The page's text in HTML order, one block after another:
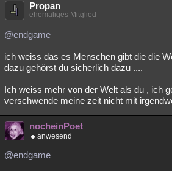
Propan
ehemaliges Mitglied
@endgame
ich weiss das es Menschen gibt die die
dazu gehörst du sicherlich dazu ....
Ich weiss mehr von der Welt als du , ich
verschwende meine zeit nicht mit
nocheinPoet
anwesend
@endgame